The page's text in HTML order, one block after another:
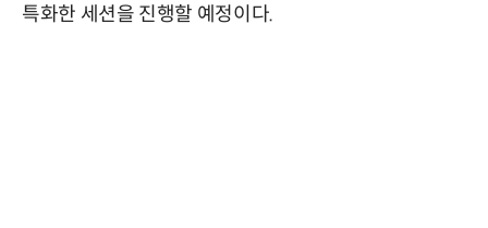
특화한 세션을 진행할 예정이다.